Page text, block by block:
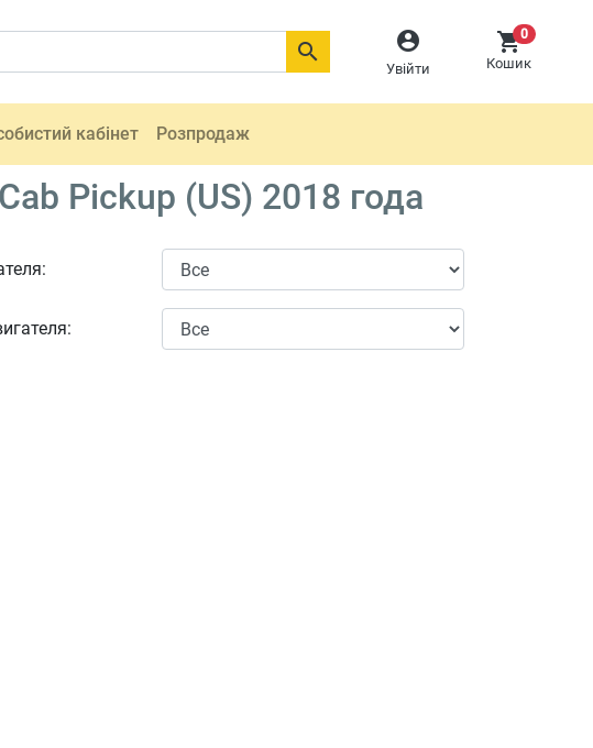

Увійти
0
Кошик

кабінет Розпродаж
Pickup (US) 2018 года